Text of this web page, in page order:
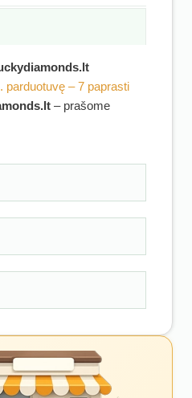
parduotuvę – 7 paprasti
– prašome